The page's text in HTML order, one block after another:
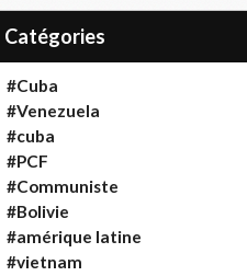
Catégories
#Cuba
#Venezuela
#cuba
#PCF
#Communiste
#Bolivie
#amérique latine
#vietnam